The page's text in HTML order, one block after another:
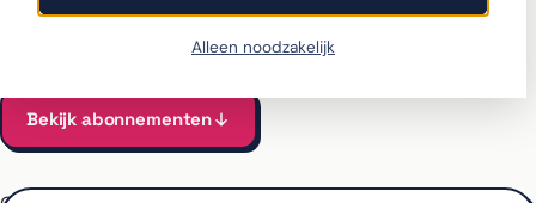
Alleen noodzakelijk
Alle KPN-abonnementen voor de Galaxy S26 Ultra vergeleken
Vanaf €56 per maand, all-in incl. toestel
Bekijk abonnementen